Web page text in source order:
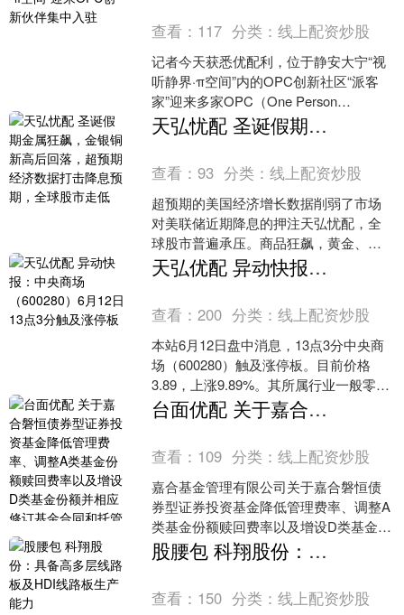
查看： 117 分类：线上配资炒股
记者今天获悉优配利，位于静安大宁“视
听静界·π空间”内的OPC创新社区“派客
家”迎来多家OPC（One Person
Company，一人公司））集中入驻。前
沿....
天弘忧配 圣诞假期金属狂飙，金银铜新高后回落，超预期经济数据打击降息预期，全球股市走低
查看：93 分类：线上配资炒股
超预期的美国经济增长数据削弱了市场
对美联储近期降息的押注天弘忧配，全
球股市普遍承压。商品狂飙，黄金、白
银、铂金、伦铜创新高，麦价延续涨
势。 12月24日圣诞前夕....
天弘优配 异动快报：中央商场（600280）6月12日13点3分触及涨停板
查看：200 分类：线上配资炒股
本站6月12日盘中消息，13点3分中央商
场（600280）触及涨停板。目前价格
3.89，上涨9.89%。其所属行业一般零售
目前下跌。领涨股为中央商场。该股为
新零....
台面优配 关于嘉合磐恒债券型证券投资基金降低管理费率、调整A类基金份额赎回费率以及增设D类基金份额并相应修订基金合同和托管协议的公告
查看： 109 分类：线上配资炒股
嘉合基金管理有限公司关于嘉合磐恒债
券型证券投资基金降低管理费率、调整A
类基金份额赎回费率以及增设D类基金份
额并相应修订基金合同和托管协议的公
告为了更好地满足投资....
股腰包 科翔股份：具备高多层线路板及HDI线路板生产能力
查看： 150 分类：线上配资炒股